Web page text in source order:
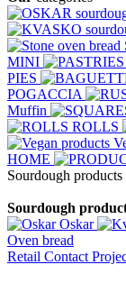
MINI
PIES
POGACCIA
Muffin
ROLLS
HOME
Sourdough products
Sourdough
Oskar
Oven bread
Retail Contact